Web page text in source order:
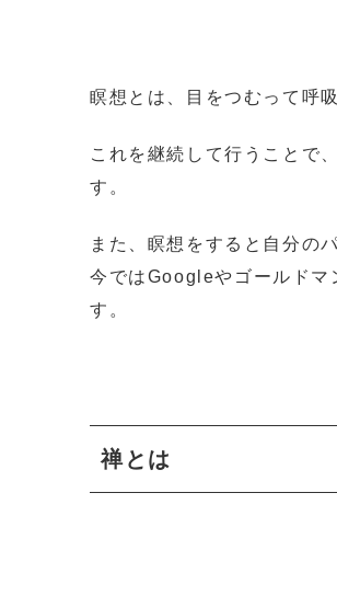
瞑想とは、目をつむって呼
これを継続して行うことで
す。
また、瞑想をすると自分の
今ではGoogleやゴールドマ
す。
禅とは